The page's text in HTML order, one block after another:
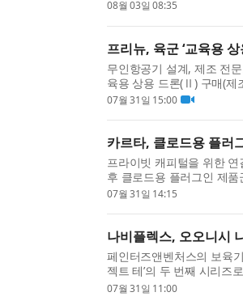
08월 03일 08:35
프리뉴, 육군 ‘교육용
무인항공기 설계, 제조 전
육용 상용 드론(Ⅱ) 구매(제
업은 육군의 드론 교육·훈련
07월 31일 15:00
카르타, 클로드용 플러
프라이빗 캐피털을 위한
후 클로드용 플러그인 제
플러그인을 사용하고 있는
07월 31일 14:15
나비플렉스, 오오니시
페인터즈앤벤처스의 보육
젝트 테’의 두 번째 시리즈
이번 전시는 오는 7월 31일(
07월 31일 11:00